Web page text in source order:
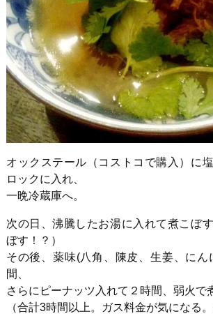
オックステール（コストコで購入）に
ロックに入れ、
一晩冷蔵庫へ。
次の日、沸騰したお湯に入れて煮こぼ
ぼす！？）
その後、薬味(八角、陳皮、生姜、にん
間、
さらにピーナッツ入れて２時間、弱火
（合計3時間以上。ガス料金が気になる。